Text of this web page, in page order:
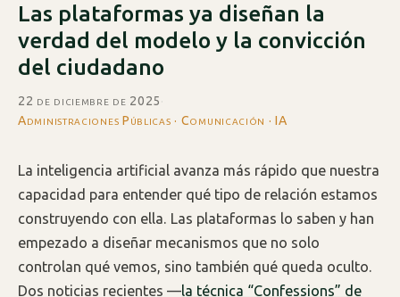
Las plataformas ya diseñan la
verdad del modelo y la convicción
del ciudadano
22 de diciembre de 2025·
Administraciones Públicas · Comunicación · IA
La inteligencia artificial avanza más rápido que nuestra
capacidad para entender qué tipo de relación estamos
construyendo con ella. Las plataformas lo saben y han
empezado a diseñar mecanismos que no solo
controlan qué vemos, sino también qué queda oculto.
Dos noticias recientes —la técnica “Confessions” de